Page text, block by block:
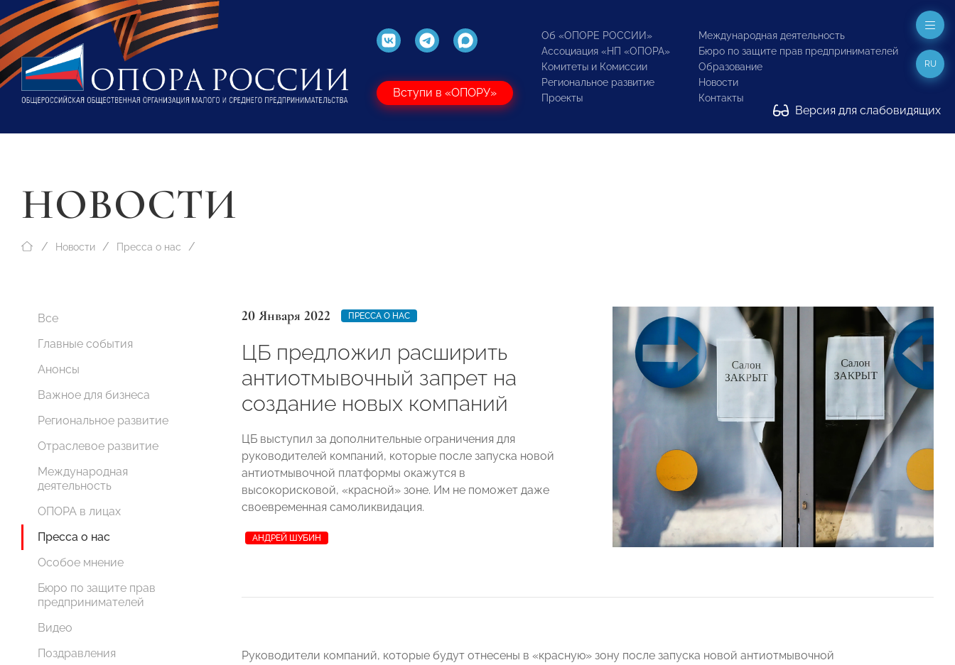
Вступи в «ОПОРУ»
Об «ОПОРЕ РОССИИ»
Ассоциация «НП «ОПОРА»
Комитеты и Комиссии
Региональное развитие
Проекты
Международная деятельность
Бюро по защите прав предпринимателей
Образование
Новости
Контакты
Версия для слабовидящих
RU
НОВОСТИ
Новости Пресса о нас
Все
Главные события
Анонсы
Важное для бизнеса
Региональное развитие
Отраслевое развитие
Международная
деятельность
ОПОРА в лицах
Пресса о нас
Особое мнение
Бюро по защите прав
предпринимателей
Видео
Поздравления
20 Января 2022 ПРЕССА О НАС
ЦБ предложил расширить
антиотмывочный запрет на
создание новых компаний
ЦБ выступил за дополнительные ограничения для
руководителей компаний, которые после запуска новой
антиотмывочной платформы окажутся в
высокорисковой, «красной» зоне. Им не поможет даже
своевременная самоликвидация.
АНДРЕЙ ШУБИН
Руководители компаний, которые будут отнесены в «красную» зону после запуска новой антиотмывочной